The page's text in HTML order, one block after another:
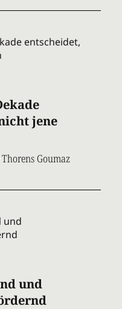
jene
Goumaz
und